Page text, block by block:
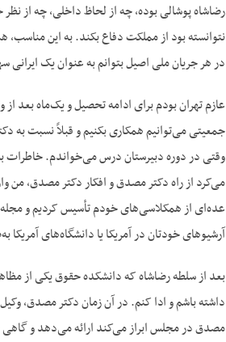
رضاشاه پوشالی بوده، چه از لحاظ داخلی، چه از
نتوانسته بود از مملکت دفاع بکند. به این مناسب،
در هر جریان ملی اصیل بتوانم به عنوان یک
جمعیتی می‌توانیم همکاری بکنیم و قبلاً نسبت به
می‌کرد از راه دکتر مصدق و افکار دکتر مصدق، من
عده‌ای از همکلاسی‌های خودم تأسیس کردیم و
آرشیوهای خودتان در آمریکا یا دانشگاه‌های
بعد از سلطه رضاشاه که دانشکده حقوق یکی از
داشته باشم و ادا کنم. در آن زمان دکتر مصدق،
مصدق در مجلس ابراز می‌کند ارائه می‌دهد و